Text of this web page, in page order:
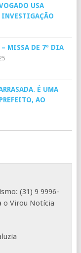
USA
INVESTIGAÇÃO
– MISSA DE 7º DIA
É UMA
AO
(31) 9 9996-
o Virou Notícia